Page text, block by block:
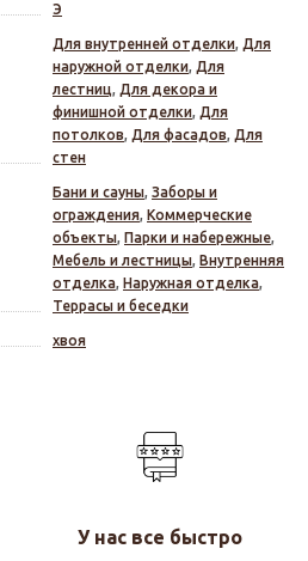
Э
Для внутренней отделки, Для
наружной отделки, Для
лестниц, Для декора и
финишной отделки, Для
потолков, Для фасадов, Для
стен
Бани и сауны, Заборы и
ограждения, Коммерческие
объекты, Парки и набережные,
Мебель и лестницы, Внутренняя
отделка, Наружная отделка,
Террасы и беседки
хвоя
У нас все быстро